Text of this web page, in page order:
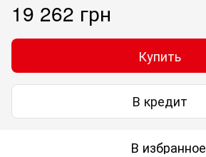
19 262 грн
Купить
В кредит
В избранное